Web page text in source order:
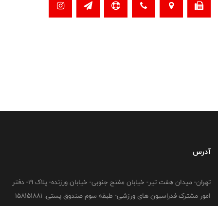
آدرس
تهران- میدان هفت تیر- خیابان مفتح جنوبی- خیابان ورزنده- پلاک 19- دفتر
امور مشترک فدراسیون های ورزشی- طبقه سوم صندوق پستی: 158151881